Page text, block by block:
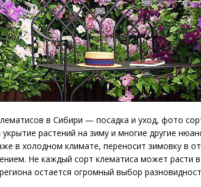
в Сибири — посадка и уход, фото
растений на зиму и многие другие
в холодном климате, переносит зимовку в
Не каждый сорт клематиса может расти
остается огромный выбор